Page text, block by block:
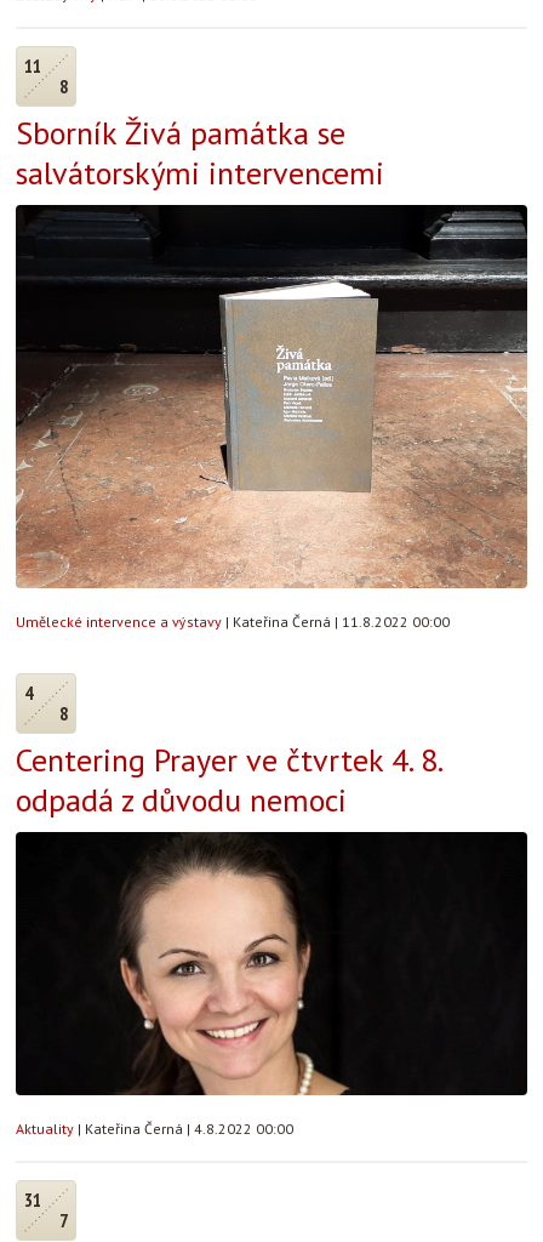
11
8
Sborník Živá památka se
salvátorskými intervencemi
Umělecké intervence a výstavy | Kateřina Černá | 11.8.2022 00:00
4
8
Centering Prayer ve čtvrtek 4. 8.
odpadá z důvodu nemoci
Aktuality | Kateřina Černá | 4.8.2022 00:00
31
7